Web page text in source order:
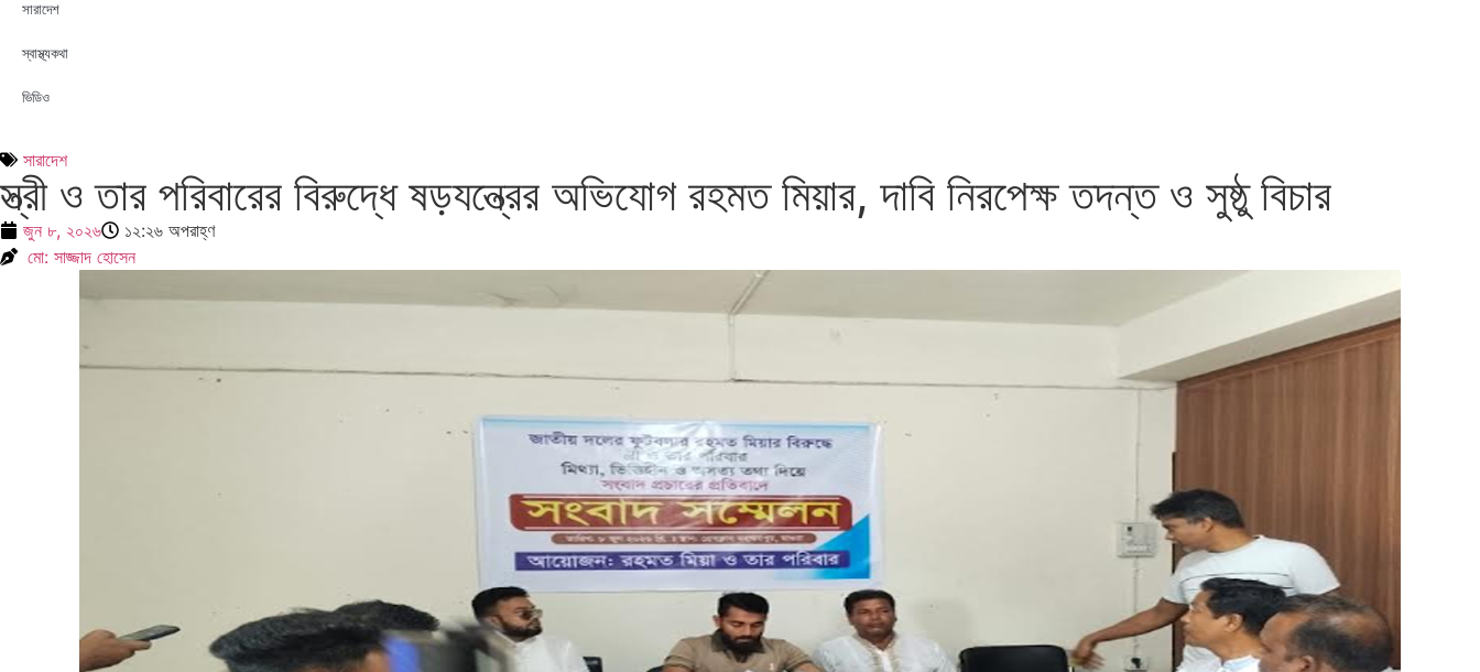
সারাদেশ
স্বাস্থ্যকথা
ভিডিও
সারাদেশ
স্ত্রী ও তার পরিবারের বিরুদ্ধে ষড়যন্ত্রের অভিযোগ রহমত মিয়ার, দাবি নিরপেক্ষ তদন্ত ও সুষ্ঠু বিচার
জুন ৮, ২০২৬
১২:২৬ অপরাহ্ণ
মো: সাজ্জাদ হোসেন